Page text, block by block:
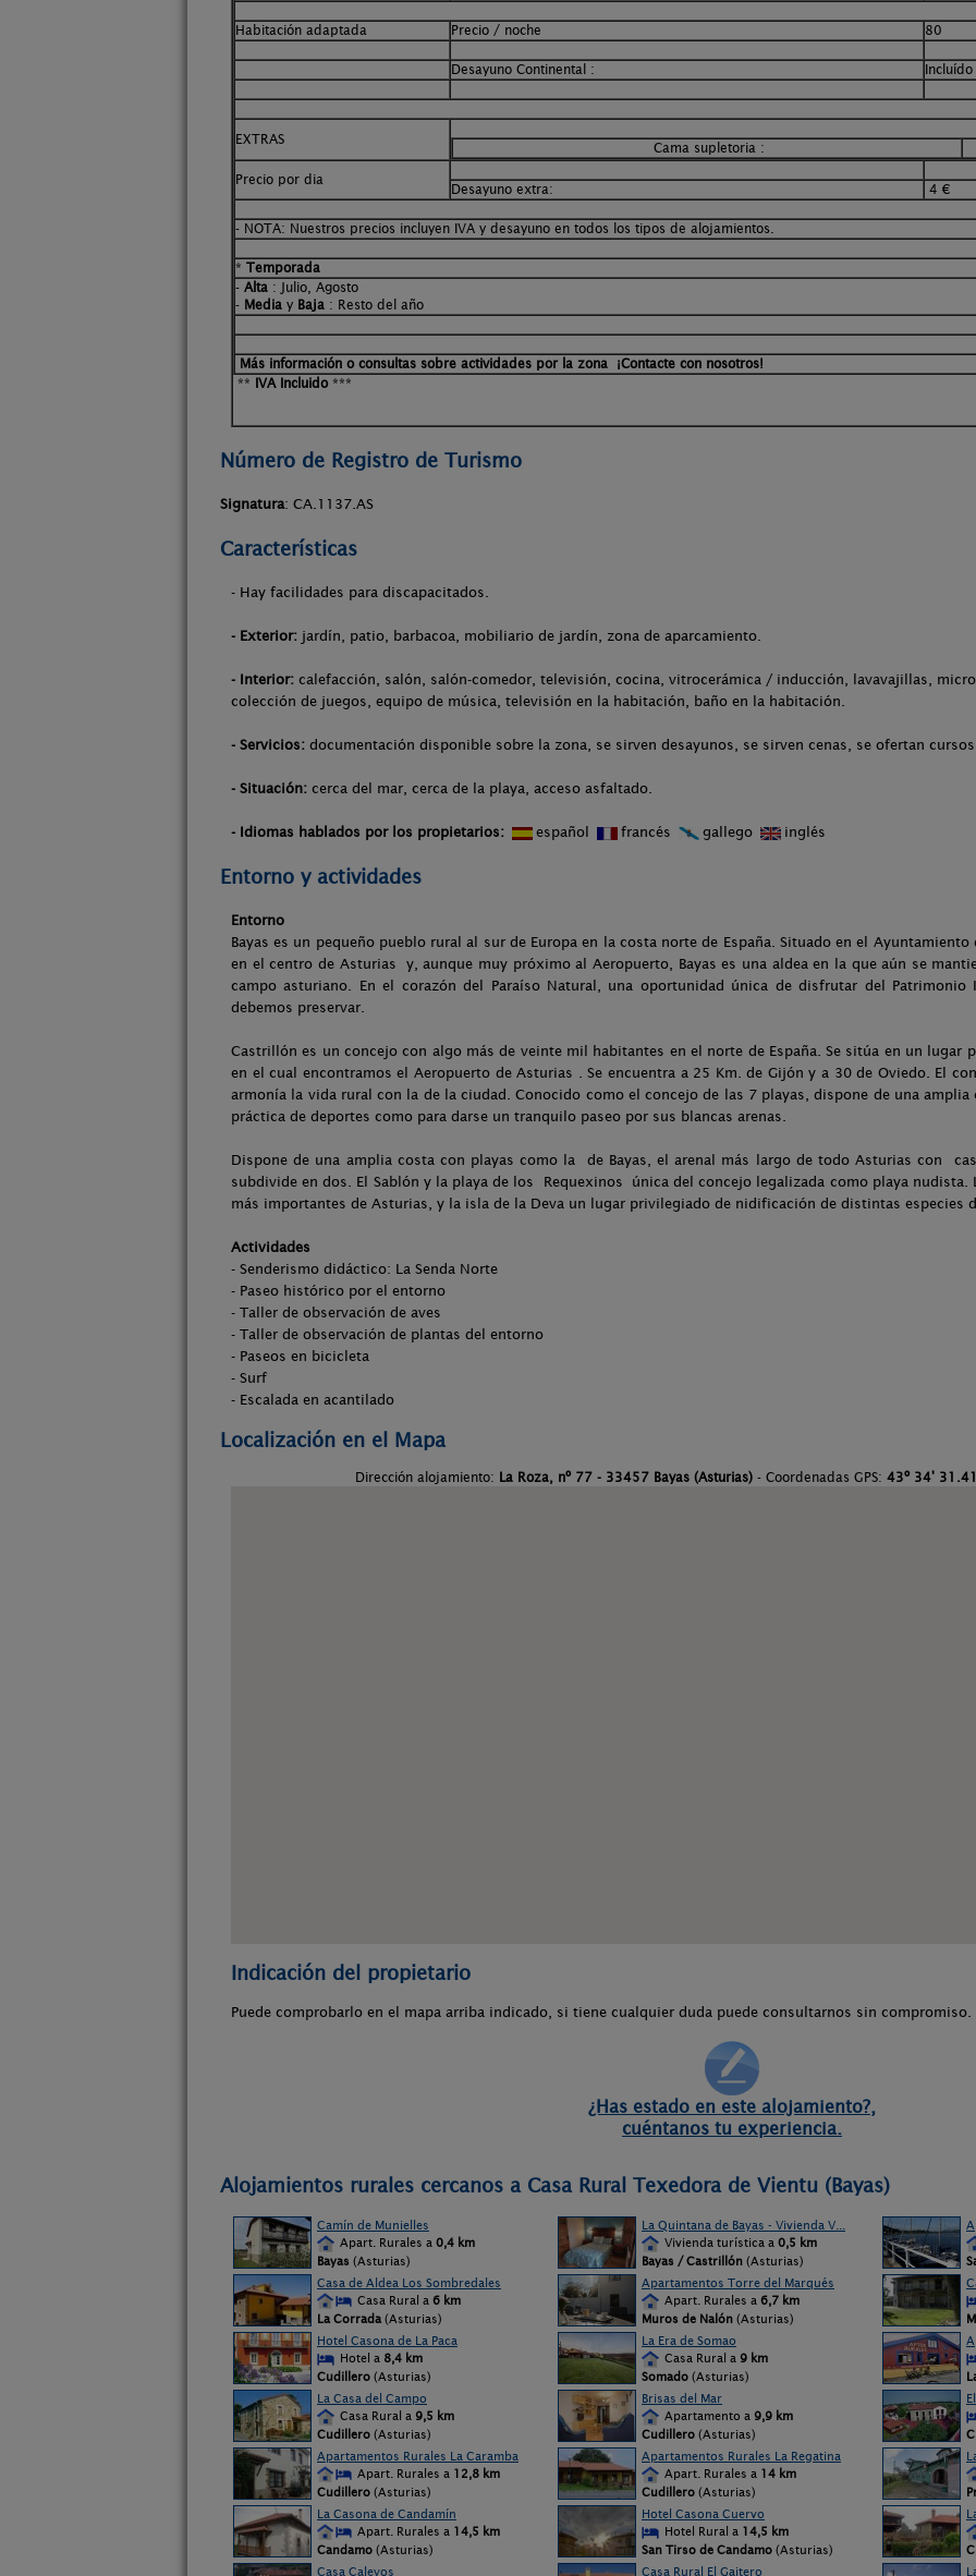
Habitación adaptada Precio / noche 80
Desayuno Continental : Incluído
EXTRAS
Cama supletoria :
Precio por dia
Desayuno extra: 4 €
- NOTA: Nuestros precios incluyen IVA y desayuno en todos los tipos de alojamientos.
* Temporada
- Alta : Julio, Agosto
- Media y Baja : Resto del año
Más información o consultas sobre actividades por la zona ¡Contacte con nosotros!
** IVA Incluido***
Número de Registro de Turismo
Signatura: CA.1137.AS
Características
- Hay facilidades para discapacitados.
- Exterior: jardín, patio, barbacoa, mobiliario de jardín, zona de aparcamiento.
- Interior: calefacción, salón, salón-comedor, televisión, cocina, vitrocerámica / inducción, lavavajillas,
colección de juegos, equipo de música, televisión en la habitación, baño en la habitación.
- Servicios: documentación disponible sobre la zona, se sirven desayunos, se sirven cenas, se ofertan
- Situación: cerca del mar, cerca de la playa, acceso asfaltado.
- Idiomas hablados por los propietarios: español francés gallego inglés
Entorno y actividades
Entorno
Bayas es un pequeño pueblo rural al sur de Europa en la costa norte de España. Situado en el
en el centro de Asturias y, aunque muy próximo al Aeropuerto, Bayas es una aldea en la que aún se
campo asturiano. En el corazón del Paraíso Natural, una oportunidad única de disfrutar del
debemos preservar.
Castrillón es un concejo con algo más de veinte mil habitantes en el norte de España. Se sitúa en un
en el cual encontramos el Aeropuerto de Asturias . Se encuentra a 25 Km. de Gijón y a 30 de Oviedo. El
armonía la vida rural con la de la ciudad. Conocido como el concejo de las 7 playas, dispone de una
práctica de deportes como para darse un tranquilo paseo por sus blancas arenas.
Dispone de una amplia costa con playas como la de Bayas, el arenal más largo de todo Asturias con
subdivide en dos. El Sablón y la playa de los Requexinos única del concejo legalizada como playa nudista.
más importantes de Asturias, y la isla de la Deva un lugar privilegiado de nidificación de distintas especies
Actividades
- Senderismo didáctico: La Senda Norte
- Paseo histórico por el entorno
- Taller de observación de aves
- Taller de observación de plantas del entorno
- Paseos en bicicleta
- Surf
- Escalada en acantilado
Localización en el Mapa
Dirección alojamiento: La Roza, nº 77 - 33457 Bayas (Asturias)- Coordenadas GPS: 43º 34'
Indicación del propietario
Puede comprobarlo en el mapa arriba indicado, si tiene cualquier duda puede consultarnos sin compromiso.
¿Has estado en este alojamiento?,
cuéntanos tu experiencia.
Alojamientos rurales cercanos a Casa Rural Texedora de Vientu (Bayas)
Camín de Munielles
Apart. Rurales a 0,4 km
Bayas (Asturias)
La Quintana de Bayas - Vivienda V...
Vivienda turística a 0,5 km
Bayas / Castrillón (Asturias)
Casa de Aldea Los Sombredales
Casa Rural a 6 km
La Corrada (Asturias)
Apartamentos Torre del Marqués
Apart. Rurales a 6,7 km
Muros de Nalón (Asturias)
Hotel Casona de La Paca
Hotel a 8,4 km
Cudillero (Asturias)
La Era de Somao
Casa Rural a 9 km
Somado (Asturias)
La Casa del Campo
Casa Rural a 9,5 km
Cudillero (Asturias)
Brisas del Mar
Apartamento a 9,9 km
Cudillero (Asturias)
Apartamentos Rurales La Caramba
Apart. Rurales a 12,8 km
Cudillero (Asturias)
Apartamentos Rurales La Regatina
Apart. Rurales a 14 km
Cudillero (Asturias)
La Casona de Candamín
Apart. Rurales a 14,5 km
Candamo (Asturias)
Hotel Casona Cuervo
Hotel Rural a 14,5 km
San Tirso de Candamo (Asturias)
Casa Caleyos
Casa Rural El Gaitero